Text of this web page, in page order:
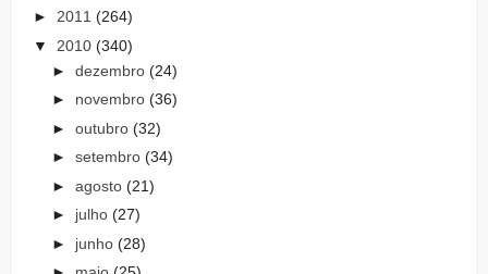
► 2011 (264)
▼ 2010 (340)
► dezembro (24)
► novembro (36)
► outubro (32)
► setembro (34)
► agosto (21)
► julho (27)
► junho (28)